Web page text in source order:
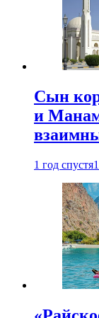
Сын
и
1 год спустя